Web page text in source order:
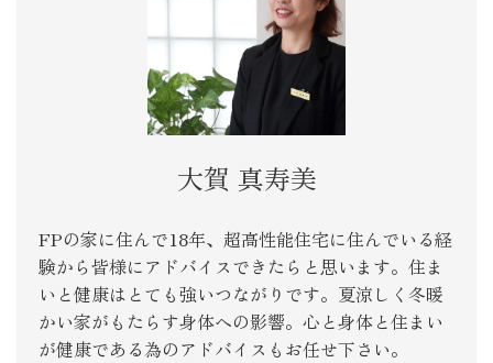
大賀 真寿美
FPの家に住んで18年、超高性能住宅に住んでいる経
験から皆様にアドバイスできたらと思います。住ま
いと健康はとても強いつながりです。夏涼しく冬暖
かい家がもたらす身体への影響。心と身体と住まい
が健康である為のアドバイスもお任せ下さい。